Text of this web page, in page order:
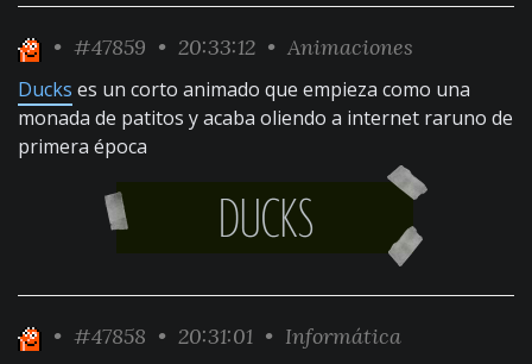
• #47859 • 20:33:12 • Animaciones
Ducks es un corto animado que empieza como una
monada de patitos y acaba oliendo a internet raruno de
primera época
• #47858 • 20:31:01 • Informática